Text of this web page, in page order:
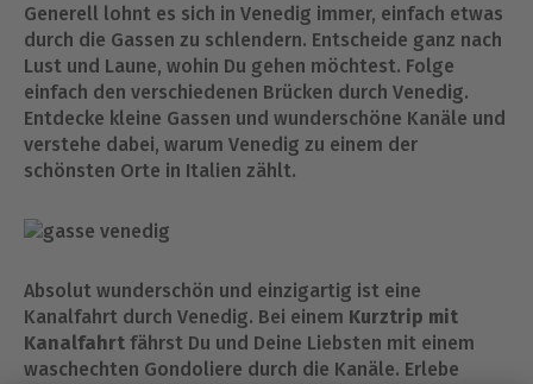
Generell lohnt es sich in Venedig immer, einfach etwas
durch die Gassen zu schlendern. Entscheide ganz nach
Lust und Laune, wohin Du gehen möchtest. Folge
einfach den verschiedenen Brücken durch Venedig.
Entdecke kleine Gassen und wunderschöne Kanäle und
verstehe dabei, warum Venedig zu einem der
schönsten Orte in Italien zählt.
Absolut wunderschön und einzigartig ist eine
Kanalfahrt durch Venedig. Bei einem Kurztrip mit
Kanalfahrt fährst Du und Deine Liebsten mit einem
waschechten Gondoliere durch die Kanäle. Erlebe